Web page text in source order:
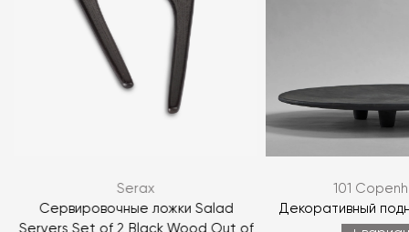
Я согласен сполитикой персональных данных
Serax
Сервировочные ложки Salad
Servers Set of 2 Black Wood Out of
101
Декоративный